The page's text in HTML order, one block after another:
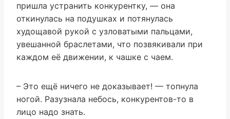
пришла устранить конкурентку, — она
откинулась на подушках и потянулась
худощавой рукой с узловатыми пальцами,
увешанной браслетами, что позвякивали при
каждом её движении, к чашке с чаем.
– Это ещё ничего не доказывает! — топнула
ногой. Разузнала небось, конкурентов-то в
лицо надо знать.